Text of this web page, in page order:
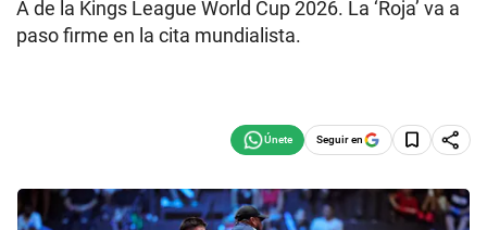
A de la Kings League World Cup 2026. La ‘Roja’ va a
paso firme en la cita mundialista.
Seguir en